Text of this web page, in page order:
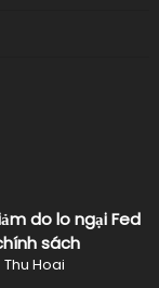
do lo ngại Fed
sách
Author
Thu Hoai